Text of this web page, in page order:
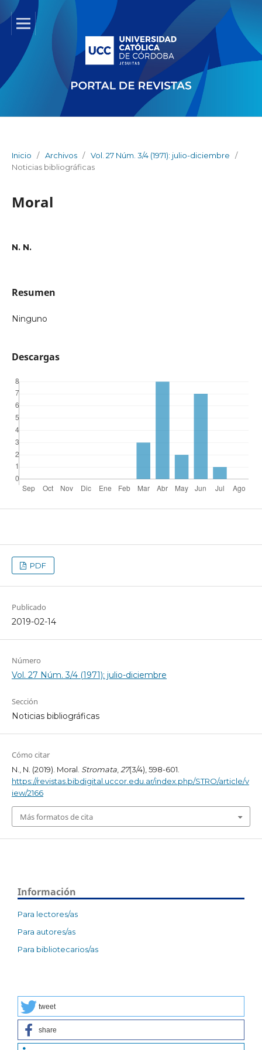
Inicio / Archivos / Vol. 27 Núm. 3/4 (1971): julio-diciembre
/
Noticias bibliográficas
Moral
N. N.
Resumen
Ninguno
Descargas
PDF
Publicado
2019-02-14
Número
Vol. 27 Núm. 3/4 (1971): julio-diciembre
Sección
Noticias bibliográficas
Cómo citar
N., N. (2019). Moral. Stromata,27(3/4), 598-601.
https://revistas.bibdigital.uccor.edu.ar/index.php/STRO/article/v
iew/2166
Más formatos de cita
Información
Para lectores/as
Para autores/as
Para bibliotecarios/as
tweet
share